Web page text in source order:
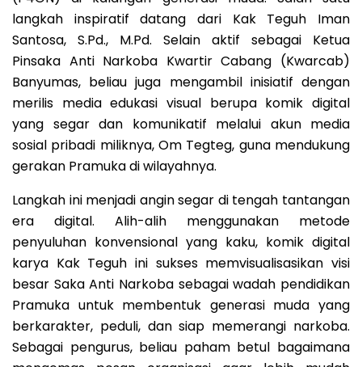
langkah inspiratif datang dari Kak Teguh Iman
Santosa, S.Pd., M.Pd. Selain aktif sebagai Ketua
Pinsaka Anti Narkoba Kwartir Cabang (Kwarcab)
Banyumas, beliau juga mengambil inisiatif dengan
merilis media edukasi visual berupa komik digital
yang segar dan komunikatif melalui akun media
sosial pribadi miliknya, Om Tegteg, guna mendukung
gerakan Pramuka di wilayahnya.
Langkah ini menjadi angin segar di tengah tantangan
era digital. Alih-alih menggunakan metode
penyuluhan konvensional yang kaku, komik digital
karya Kak Teguh ini sukses memvisualisasikan visi
besar Saka Anti Narkoba sebagai wadah pendidikan
Pramuka untuk membentuk generasi muda yang
berkarakter, peduli, dan siap memerangi narkoba.
Sebagai pengurus, beliau paham betul bagaimana